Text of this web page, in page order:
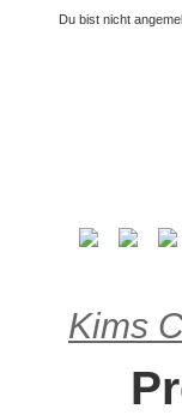
Du bist nicht
Kims